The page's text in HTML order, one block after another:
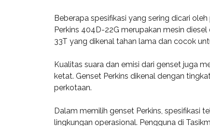
Beberapa spesifikasi yang sering dicari
Perkins 404D-22G merupakan mesin
33T yang dikenal tahan lama dan cocok
Kualitas suara dan emisi dari genset juga
ketat. Genset Perkins dikenal dengan
perkotaan.
Dalam memilih genset Perkins, spesifikasi
lingkungan operasional. Pengguna di